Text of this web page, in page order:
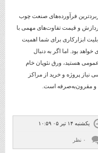
فرآورده‌های صنعت چوب
و قیمت تفاوت‌های مهمی با
ابزارکاری برای شما اهمیت
بود. اما اگر به دنبال
هستید، ورق نئوپان خام
نیاز پروژه و خرید از مراکز
و مقرون‌به‌صرفه است.
یکشنبه ۱۴ تیر ۰۵ ۱۰:۵۹
۰ نظر